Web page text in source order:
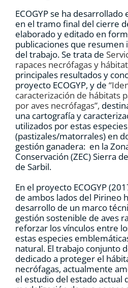
ECOGYP se ha
en el tramo final del cierre
elaborado y editado en
publicaciones que
del trabajo. Se trata de
rapaces necrófagas y
principales resultados y
proyecto ECOGYP, y de
caracterización de hábitats
por aves necrófagas”,
una cartografía y
utilizados por estas especies
(pastizales/matorrales) en
gestión ganadera: en la
Conservación (ZEC) Sierra
de Sarbil.
En el proyecto ECOGYP
de ambos lados del Pirineo
desarrollo de un marco
gestión sostenible de aves
reforzar los vínculos entre
estas especies
natural. El trabajo conjunto
dedicado a proteger el
necrófagas, actualmente
el estudio del estado actual